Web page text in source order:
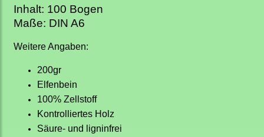
Inhalt: 100 Bogen
Maße: DIN A6
Weitere Angaben:
200gr
Elfenbein
100% Zellstoff
Kontrolliertes Holz
Säure- und ligninfrei